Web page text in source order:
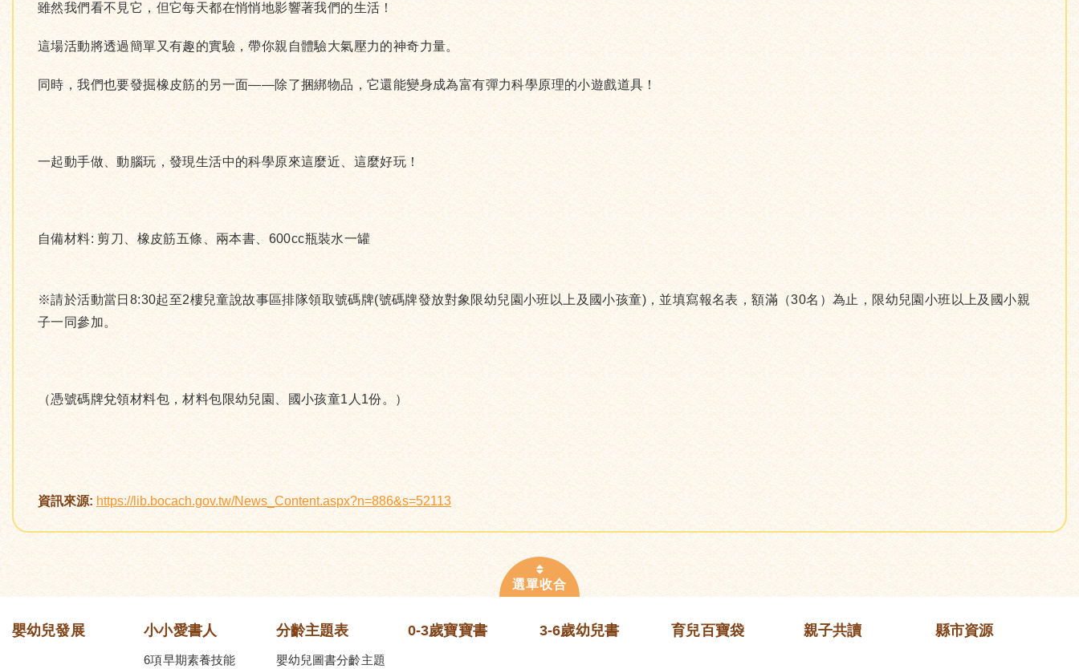
雖然我們看不見它，但它每天都在悄悄地影響著我們的生活！
這場活動將透過簡單又有趣的實驗，帶你親自體驗大氣壓力的神奇力量。
同時，我們也要發掘橡皮筋的另一面——除了捆綁物品，它還能變身成為富有彈力科學原理的小遊戲道具！
一起動手做、動腦玩，發現生活中的科學原來這麼近、這麼好玩！
自備材料: 剪刀、橡皮筋五條、兩本書、600cc瓶裝水一罐
※請於活動當日8:30起至2樓兒童說故事區排隊領取號碼牌(號碼牌發放對象限幼兒園小班以上及國小孩童)，並填寫報名表，額滿（30名）為止，限幼兒園小班以上及國小親
子一同參加。
（憑號碼牌兌領材料包，材料包限幼兒園、國小孩童1人1份。）
資訊來源: https://lib.bocach.gov.tw/News_Content.aspx?n=886&s=52113
嬰幼兒發展 小小愛書人
6項早期素養技能
分齡主題表
嬰幼兒圖書分齡主題
0-3歲寶寶書 3-6歲幼兒書 育兒百寶袋 親子共讀 縣市資源